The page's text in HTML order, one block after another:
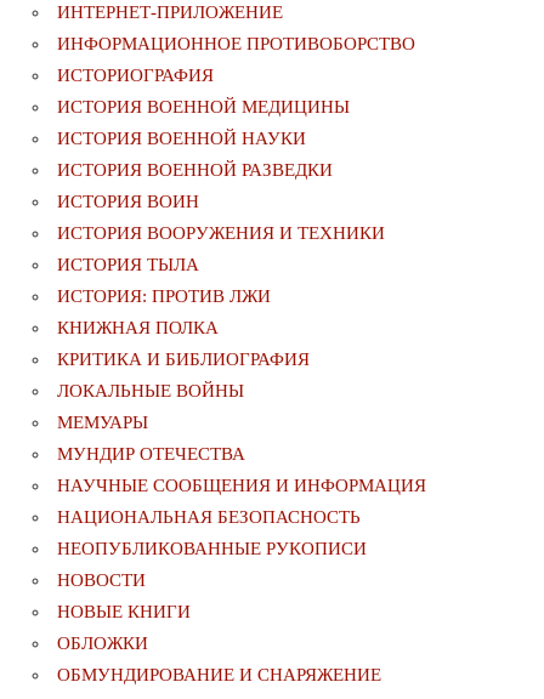
ИНТЕРНЕТ-ПРИЛОЖЕНИЕ
ИНФОРМАЦИОННОЕ ПРОТИВОБОРСТВО
ИСТОРИОГРАФИЯ
ИСТОРИЯ ВОЕННОЙ МЕДИЦИНЫ
ИСТОРИЯ ВОЕННОЙ НАУКИ
ИСТОРИЯ ВОЕННОЙ РАЗВЕДКИ
ИСТОРИЯ ВОИН
ИСТОРИЯ ВООРУЖЕНИЯ И ТЕХНИКИ
ИСТОРИЯ ТЫЛА
ИСТОРИЯ: ПРОТИВ ЛЖИ
КНИЖНАЯ ПОЛКА
КРИТИКА И БИБЛИОГРАФИЯ
ЛОКАЛЬНЫЕ ВОЙНЫ
МЕМУАРЫ
МУНДИР ОТЕЧЕСТВА
НАУЧНЫЕ СООБЩЕНИЯ И ИНФОРМАЦИЯ
НАЦИОНАЛЬНАЯ БЕЗОПАСНОСТЬ
НЕОПУБЛИКОВАННЫЕ РУКОПИСИ
НОВОСТИ
НОВЫЕ КНИГИ
ОБЛОЖКИ
ОБМУНДИРОВАНИЕ И СНАРЯЖЕНИЕ